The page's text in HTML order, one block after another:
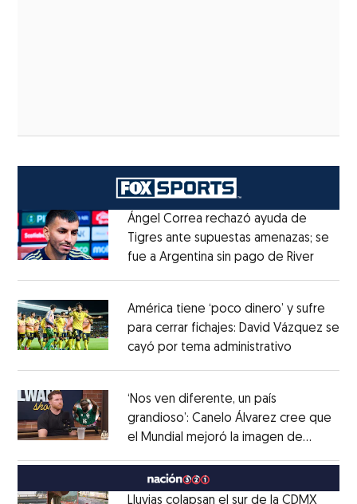
Ángel Correa rechazó ayuda de
Tigres ante supuestas amenazas; se
fue a Argentina sin pago de RiverOpens
América tiene ‘poco dinero’ y sufre
para cerrar fichajes: David Vázquez se
cayó por tema administrativo
‘Nos ven diferente, un país
grandioso’: Canelo Álvarez cree que
el Mundial mejoró la imagen de
Lluvias colapsan el sur de la CDMX